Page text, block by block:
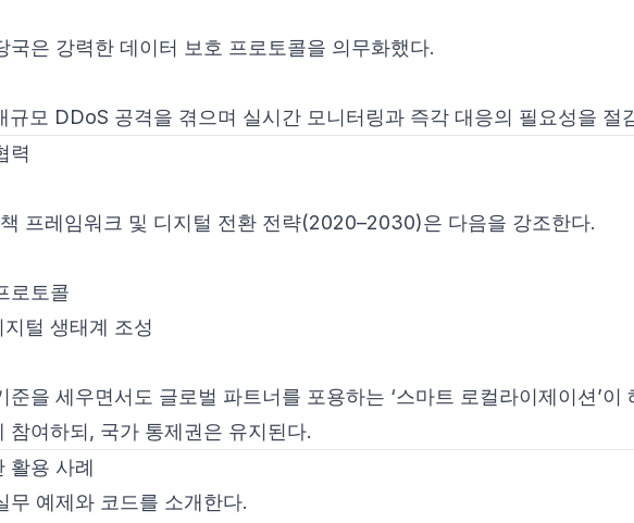
국은 강력한 데이터 보호 프로토콜을 의무화했다.
모 DDoS 공격을 겪으며 실시간 모니터링과 즉각 대응의 필요성을 절
력
프레임워크 및 디지털 전환 전략(2020–2030)은 다음을 강조한다.
로토콜
털 생태계 조성
을 세우면서도 글로벌 파트너를 포용하는 ‘스마트 로컬라이제이션’이
여하되, 국가 통제권은 유지된다.
활용 사례
무 예제와 코드를 소개한다.